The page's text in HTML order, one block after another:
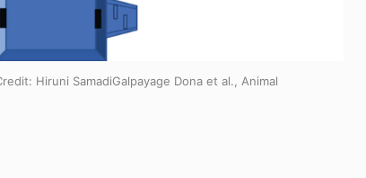
Hiruni SamadiGalpayage Dona et al., Animal